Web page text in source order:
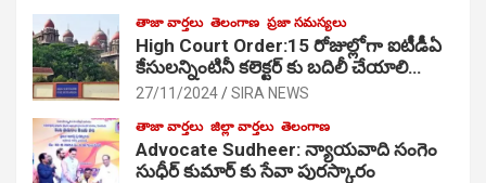
తాజా వార్తలు తెలంగాణ ప్రజా సమస్యలు
High Court Order:15 రోజుల్లోగా ఐటీడీఏ
కేసులన్నింటినీ కలెక్టర్ కు బదిలీ చేయాలి…
27/11/2024 SIRA NEWS
తాజా వార్తలు జిల్లా వార్తలు తెలంగాణ
Advocate Sudheer: న్యాయవాది సంగెం
సుధీర్ కుమార్ కు సేవా పురస్కారం